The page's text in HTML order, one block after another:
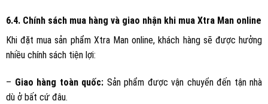
6.4. Chính sách mua hàng và giao nhận khi mua Xtra Man online
Khi đặt mua sản phẩm Xtra Man online, khách hàng sẽ được hưởng
nhiều chính sách tiện lợi:
– Giao hàng toàn quốc: Sản phẩm được vận chuyển đến tận nhà
dù ở bất cứ đâu.